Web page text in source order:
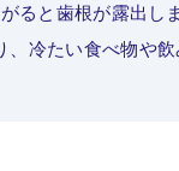
ると歯根が露出し
冷たい食べ物や